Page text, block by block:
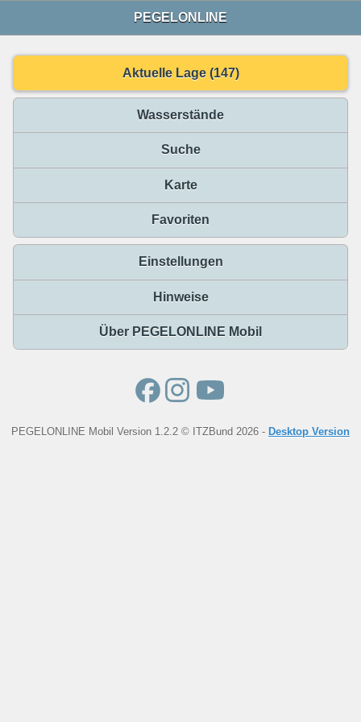
PEGELONLINE
Aktuelle Lage (147)
Wasserstände
Suche
Karte
Favoriten
Einstellungen
Hinweise
Über PEGELONLINE Mobil
PEGELONLINE Mobil Version 1.2.2 © ITZBund 2026 - Desktop Version